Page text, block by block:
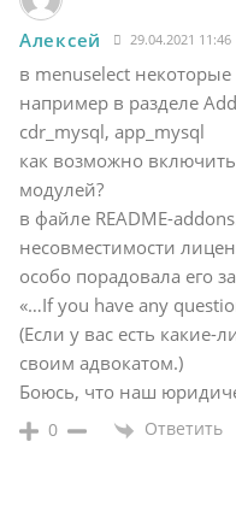
Алексей 29.04.2021 11:46
в menuselect
например в разделе
cdr_mysql, app_mysql
как возможно
модулей?
в файле README-
несовместимости
особо порадовала его
«…If you have any
(Если у вас есть какие-
своим адвокатом.)
Боюсь, что наш
0 Ответить